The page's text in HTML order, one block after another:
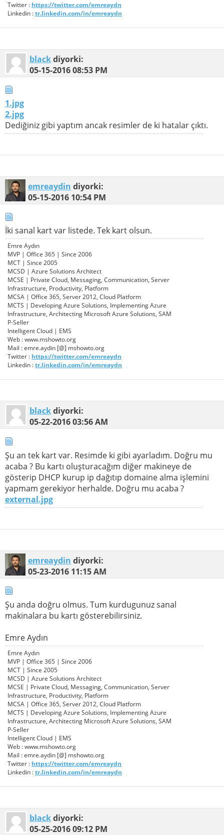
Twitter : https://twitter.com/emreaydn
Linkedin :tr.linkedin.com/in/emreaydn
blackdiyorki:
05-15-201608:53 PM
1.jpg
2.jpg
Dediğiniz gibi yaptım ancak resimler de ki hatalar çıktı.
emreaydin diyorki:
05-15-2016 10:54 PM
İki sanal kart var listede. Tek kart olsun.
Emre Aydın
MVP | Office 365 | Since 2006
MCT | Since 2005
MCSD | Azure Solutions Architect
MCSE | Private Cloud, Messaging, Communication, Server
Infrastructure, Productivity, Platform
MCSA | Office 365, Server 2012, Cloud Platform
MCTS | Developing Azure Solutions, Implementing Azure
Infrastructure, Architecting Microsoft Azure Solutions, SAM
P-Seller
Intelligent Cloud | EMS
Web : www.mshowto.org
Mail : emre.aydin [@] mshowto.org
Twitter : https://twitter.com/emreaydn
Linkedin :tr.linkedin.com/in/emreaydn
blackdiyorki:
05-22-201603:56 AM
Şu an tek kart var. Resimde ki gibi ayarladım. Doğru mu
acaba ? Bu kartı oluşturacağım diğer makineye de
gösterip DHCP kurup ip dağıtıp domaine alma işlemini
yapmam gerekiyor herhalde. Doğru mu acaba ?
external.jpg
emreaydin diyorki:
05-23-2016 11:15 AM
Şu anda doğru olmus. Tum kurdugunuz sanal
makinalara bu kartı gösterebilirsiniz.
Emre Aydın
Emre Aydın
MVP | Office 365 | Since 2006
MCT | Since 2005
MCSD | Azure Solutions Architect
MCSE | Private Cloud, Messaging, Communication, Server
Infrastructure, Productivity, Platform
MCSA | Office 365, Server 2012, Cloud Platform
MCTS | Developing Azure Solutions, Implementing Azure
Infrastructure, Architecting Microsoft Azure Solutions, SAM
P-Seller
Intelligent Cloud | EMS
Web : www.mshowto.org
Mail : emre.aydin [@] mshowto.org
Twitter : https://twitter.com/emreaydn
Linkedin :tr.linkedin.com/in/emreaydn
blackdiyorki:
05-25-201609:12 PM